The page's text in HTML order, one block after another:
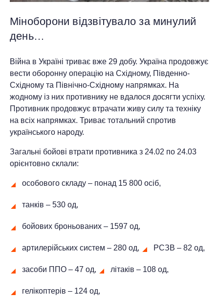
Міноборони відзвітувало за минулий
день…
Війна в Україні триває вже 29 добу. Україна продовжує
вести оборонну операцію на Східному, Південно-
Східному та Північно-Східному напрямках. На
жодному із них противнику не вдалося досягти успіху.
Противник продовжує втрачати живу силу та техніку
на всіх напрямках. Триває тотальний спротив
українського народу.
Загальні бойові втрати противника з 24.02 по 24.03
орієнтовно склали:
особового складу ‒ понад 15 800 осіб,
танків ‒ 530 од,
бойових броньованих ‒ 1597 од,
артилерійських систем – 280 од, РСЗВ ‒ 82 од,
засоби ППО ‒ 47 од, літаків – 108 од,
гелікоптерів – 124 од,